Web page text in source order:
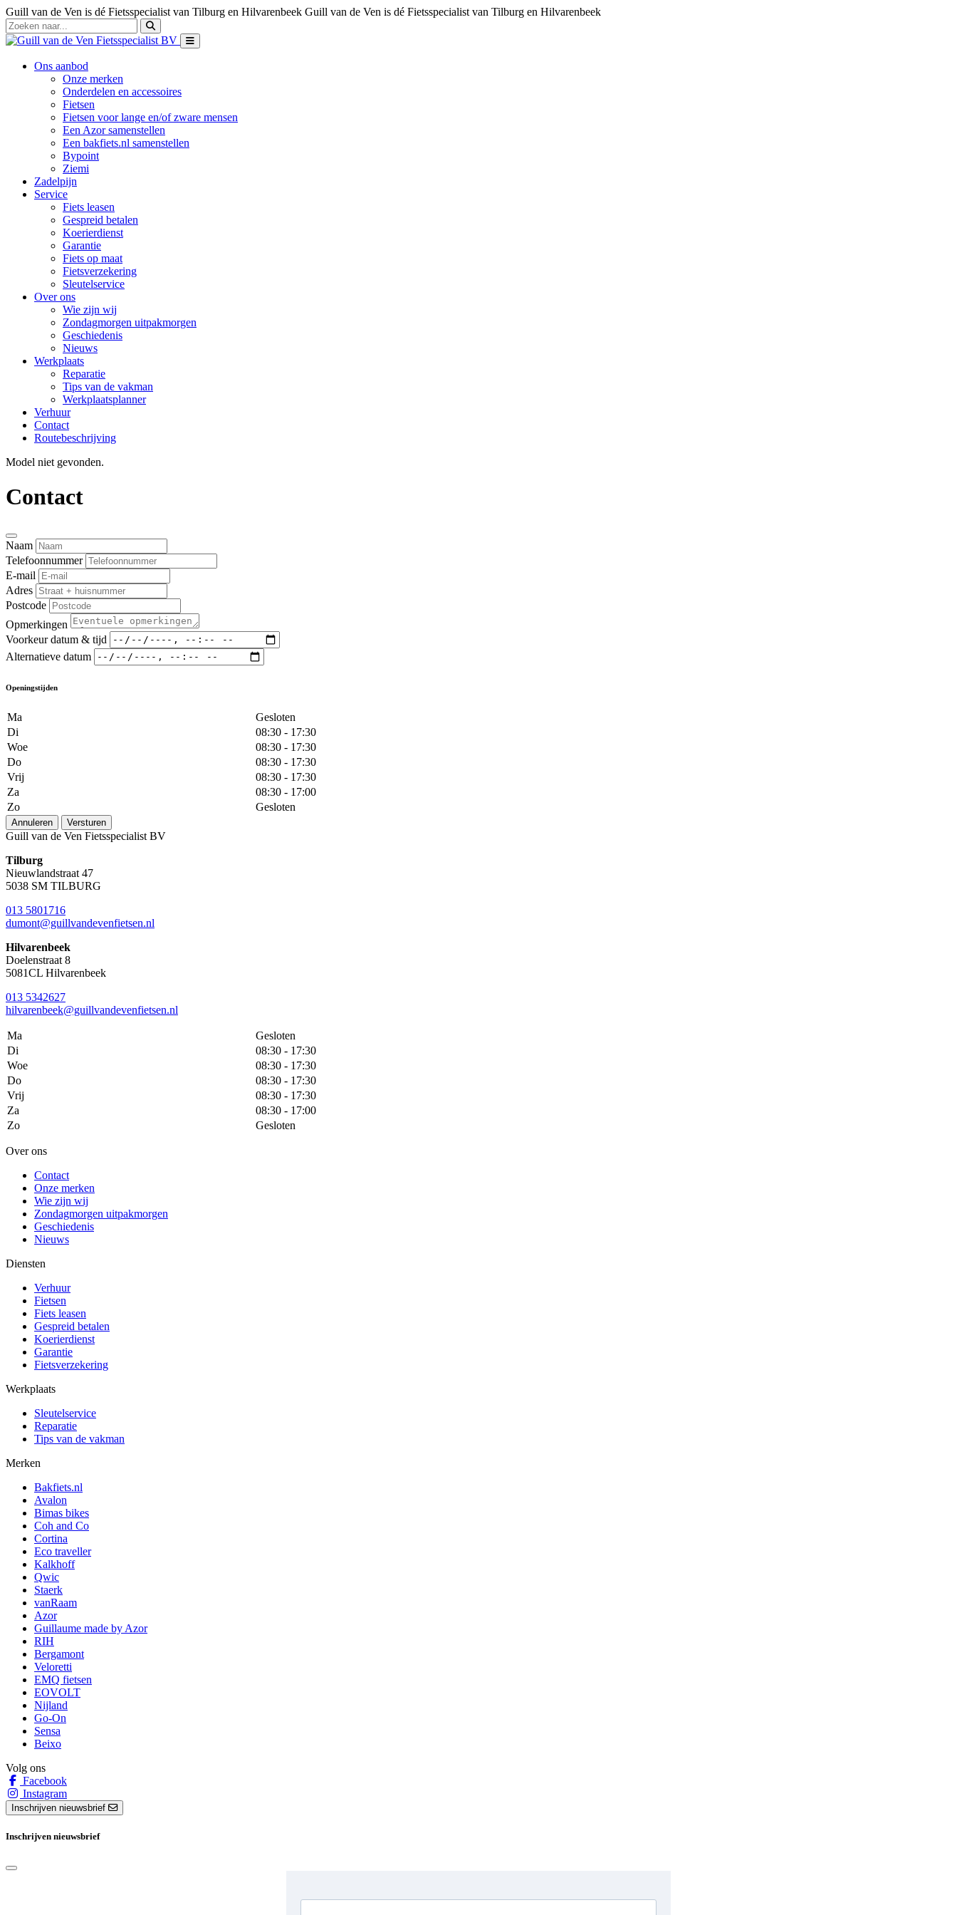
Guill van de Ven is dé Fietsspecialist van Tilburg en Hilvarenbeek Guill van de Ven is dé Fietsspecialist van Tilburg en Hilvarenbeek
Ons aanbod
Onze merken
Onderdelen en accessoires
Fietsen
Fietsen voor lange en/of zware mensen
Een Azor samenstellen
Een bakfiets.nl samenstellen
Bypoint
Ziemi
Zadelpijn
Service
Fiets leasen
Gespreid betalen
Koerierdienst
Garantie
Fiets op maat
Fietsverzekering
Sleutelservice
Over ons
Wie zijn wij
Zondagmorgen uitpakmorgen
Geschiedenis
Nieuws
Werkplaats
Reparatie
Tips van de vakman
Werkplaatsplanner
Verhuur
Contact
Routebeschrijving
Model niet gevonden.
Contact
Naam
Telefoonnummer
E-mail
Adres
Postcode
Opmerkingen
Voorkeur datum & tijd
Alternatieve datum
Openingstijden
Ma
Gesloten
Di
08:30 - 17:30
Woe
08:30 - 17:30
Do
08:30 - 17:30
Vrij
08:30 - 17:30
Za
08:30 - 17:00
Zo
Gesloten
Annuleren Versturen
Guill van de Ven Fietsspecialist BV
Tilburg
Nieuwlandstraat 47
5038 SM TILBURG
013 5801716
dumont@guillvandevenfietsen.nl
Hilvarenbeek
Doelenstraat 8
5081CL Hilvarenbeek
013 5342627
hilvarenbeek@guillvandevenfietsen.nl
Ma
Gesloten
Di
08:30 - 17:30
Woe
08:30 - 17:30
Do
08:30 - 17:30
Vrij
08:30 - 17:30
Za
08:30 - 17:00
Zo
Gesloten
Over ons
Contact
Onze merken
Wie zijn wij
Zondagmorgen uitpakmorgen
Geschiedenis
Nieuws
Diensten
Verhuur
Fietsen
Fiets leasen
Gespreid betalen
Koerierdienst
Garantie
Fietsverzekering
Werkplaats
Sleutelservice
Reparatie
Tips van de vakman
Merken
Bakfiets.nl
Avalon
Bimas bikes
Coh and Co
Cortina
Eco traveller
Kalkhoff
Qwic
Staerk
vanRaam
Azor
Guillaume made by Azor
RIH
Bergamont
Veloretti
EMQ fietsen
EOVOLT
Nijland
Go-On
Sensa
Beixo
Volg ons
Facebook
Instagram
Inschrijven nieuwsbrief
Inschrijven nieuwsbrief